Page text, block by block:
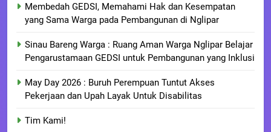
Membedah GEDSI, Memahami Hak dan Kesempatan
yang Sama Warga pada Pembangunan di Nglipar
Sinau Bareng Warga : Ruang Aman Warga Nglipar Belajar
Pengarustamaan GEDSI untuk Pembangunan yang Inklusi
May Day 2026 : Buruh Perempuan Tuntut Akses
Pekerjaan dan Upah Layak Untuk Disabilitas
Tim Kami!